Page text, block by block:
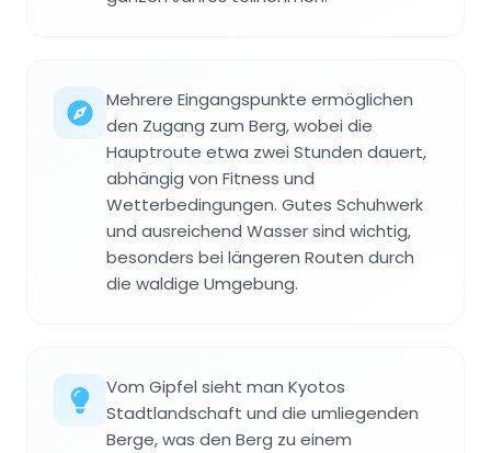
Mehrere Eingangspunkte ermöglichen
den Zugang zum Berg, wobei die
Hauptroute etwa zwei Stunden dauert,
abhängig von Fitness und
Wetterbedingungen. Gutes Schuhwerk
und ausreichend Wasser sind wichtig,
besonders bei längeren Routen durch
die waldige Umgebung.
Vom Gipfel sieht man Kyotos
Stadtlandschaft und die umliegenden
Berge, was den Berg zu einem